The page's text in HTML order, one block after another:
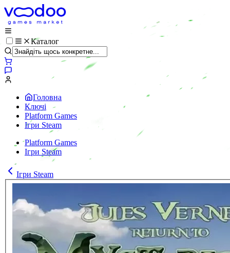
Каталог
Головна
Ключі
Platform Games
Ігри Steam
Platform Games
Ігри Steam
Ігри Steam